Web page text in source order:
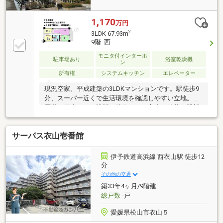
1,170万円
3LDK 67.93m2
9階 西
駐車場あり
モニタ付インターホ
ン
浴室乾燥機
所有権 システムキッチン エレベーター
現況空家。平成建築の3LDKマンションです。駅徒歩9
分、スーパー近くで生活環境を確認しやすい立地。上
などは現地でご確認ください。住宅ローンや諸費用を
含めた資金計画のご相談も承ります。
サーパス衣山壱番館
伊予鉄道高浜線 西衣山駅 徒歩12
分
その他の交通
築33年4ヶ月/9階建
総戸数-戸
愛媛県松山市衣山５